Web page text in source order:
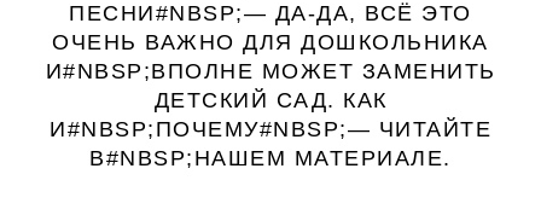
ПЕСНИ#NBSP;— ДА-ДА, ВСЁ ЭТО
ОЧЕНЬ ВАЖНО ДЛЯ ДОШКОЛЬНИКА
И#NBSP;ВПОЛНЕ МОЖЕТ ЗАМЕНИТЬ
ДЕТСКИЙ САД. КАК
И#NBSP;ПОЧЕМУ#NBSP;— ЧИТАЙТЕ
В#NBSP;НАШЕМ МАТЕРИАЛЕ.